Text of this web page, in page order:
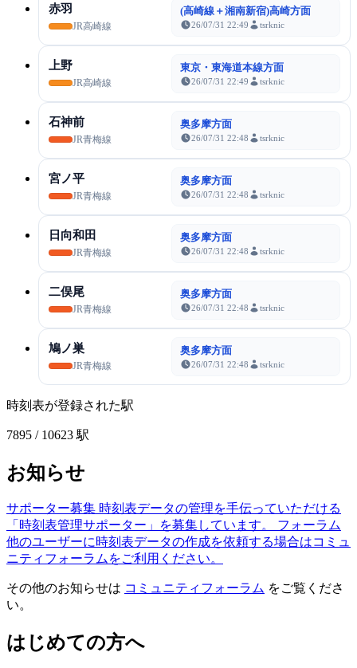
赤羽
JR高崎線
(高崎線＋湘南新宿)高崎方面
26/07/31 22:49 tsrknic
上野
JR高崎線
東京・東海道本線方面
26/07/31 22:49 tsrknic
石神前
JR青梅線
奥多摩方面
26/07/31 22:48 tsrknic
宮ノ平
JR青梅線
奥多摩方面
26/07/31 22:48 tsrknic
日向和田
JR青梅線
奥多摩方面
26/07/31 22:48 tsrknic
二俣尾
JR青梅線
奥多摩方面
26/07/31 22:48 tsrknic
鳩ノ巣
JR青梅線
奥多摩方面
26/07/31 22:48 tsrknic
時刻表が登録された駅
7895 / 10623 駅
お知らせ
サポーター募集 時刻表データの管理を手伝っていただける
「時刻表管理サポーター」を募集しています。
フォーラム
他のユーザーに時刻表データの作成を依頼する場合はコミュ
ニティフォーラムをご利用ください。
その他のお知らせは コミュニティフォーラム をご覧くださ
い。
はじめての方へ